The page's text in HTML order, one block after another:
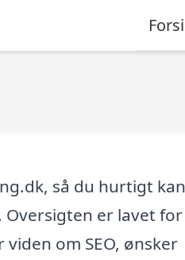
så du hurtigt kan
er lavet
om SEO, ønsker